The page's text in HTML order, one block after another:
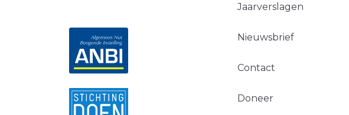
Jaarverslagen
Nieuwsbrief
Contact
Doneer